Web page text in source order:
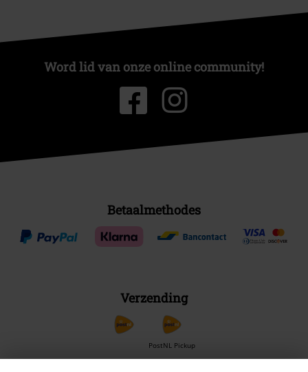
Word lid van onze online community!
Betaalmethodes
Verzending
PostNL Pickup